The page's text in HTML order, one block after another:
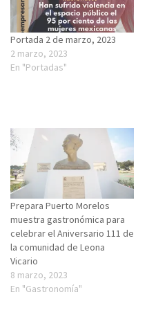
Portada 2 de marzo, 2023
2 marzo, 2023
En "Portadas"
Prepara Puerto Morelos
muestra gastronómica para
celebrar el Aniversario 111 de
la comunidad de Leona
Vicario
8 marzo, 2023
En "Gastronomía"